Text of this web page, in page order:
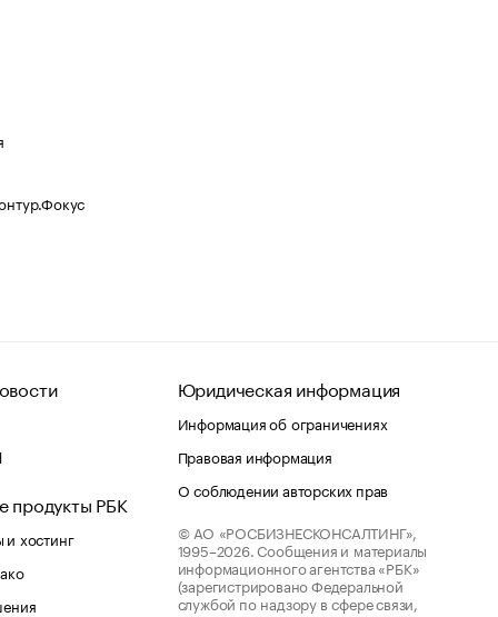
продукты РБК
хостинг
Юридическая информация
Информация об ограничениях
Правовая информация
О соблюдении авторских прав
© АО «РОСБИЗНЕСКОНСАЛТИНГ»,
1995–2026. Сообщения и материалы
информационного агентства «РБК»
(зарегистрировано Федеральной
службой по надзору в сфере связи,